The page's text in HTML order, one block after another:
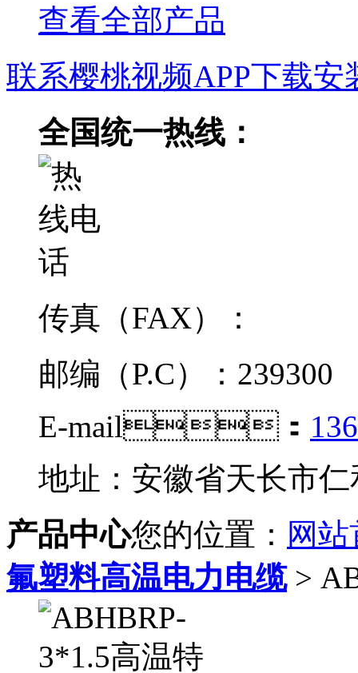
查看全部产品
联系樱桃视频APP下载安
全国统一热线：
传真（FAX）：
邮编（P.C）：239300
E-mail：
地址：安徽省天长市
产品中心您的位置： 网
氟塑料高温电力电缆>